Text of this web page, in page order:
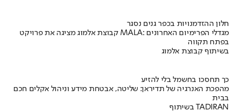
חלון ההזדמנויות בכפר גנים נסגר
קבוצת אלמוג מציגה את פרויקט MALA: מגדלי הפרימיום האחרונים
בפתח תקווה
בשיתוף קבוצת אלמוג
כך תחסכו בחשמל בלי להזיע
מהפכת האנרגיה של תדיראן: שליטה, אבטחת מידע וניהול אקלים חכם
בבית
בשיתוף TADIRAN